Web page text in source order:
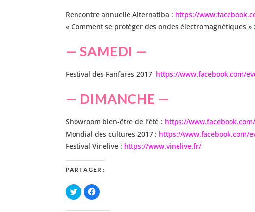
Rencontre annuelle Alternatiba : https://
« Comment se protéger des ondes électromagnétiques » :
— SAMEDI —
Festival des Fanfares 2017: https://www.facebook.com/
— DIMANCHE —
Showroom bien-être de l’été : https://
Mondial des cultures 2017 : https://www.facebook.com/
Festival Vinelive : https://www.vinelive.fr/
PARTAGER :
C
l
C
l